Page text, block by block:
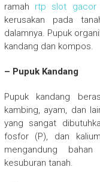
ramah rtp slot gacor
kerusakan pada
dalamnya. Pupuk
kandang dan kompos.
– Pupuk Kandang
Pupuk kandang
kambing, ayam, dan
yang sangat
fosfor (P), dan
mengandung
kesuburan tanah.